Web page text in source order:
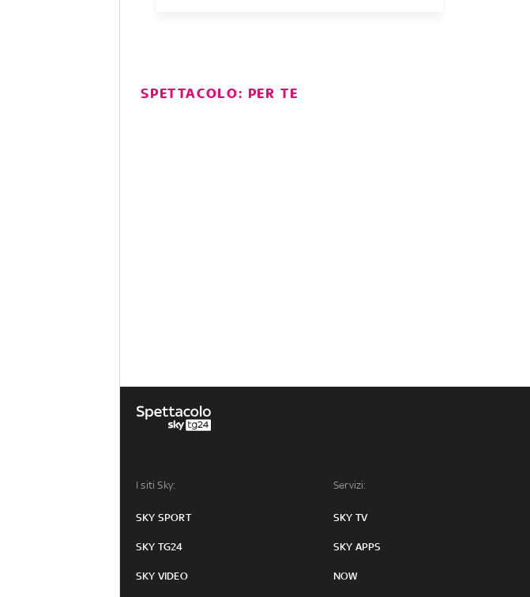
SPETTACOLO: PER TE
I siti Sky:
SKY SPORT
SKY TG24
SKY VIDEO
Servizi:
SKY TV
SKY APPS
NOW